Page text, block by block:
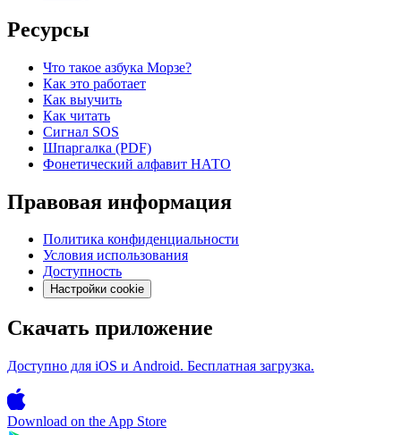
Ресурсы
Что такое азбука Морзе?
Как это работает
Как выучить
Как читать
Сигнал SOS
Шпаргалка (PDF)
Фонетический алфавит НАТО
Правовая информация
Политика конфиденциальности
Условия использования
Доступность
Настройки cookie
Скачать приложение
Доступно для iOS и Android. Бесплатная загрузка.
Download on the App Store